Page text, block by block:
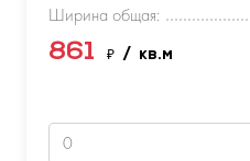
Ширина общая:
861 ₽ / кв.м